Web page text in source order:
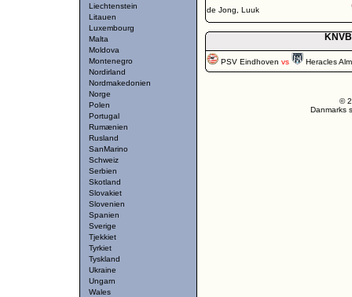
Liechtenstein
Litauen
Luxembourg
Malta
Moldova
Montenegro
Nordirland
Nordmakedonien
Norge
Polen
Portugal
Rumænien
Rusland
SanMarino
Schweiz
Serbien
Skotland
Slovakiet
Slovenien
Spanien
Sverige
Tjekkiet
Tyrkiet
Tyskland
Ukraine
Ungarn
Wales
de Jong, Luuk
PSV Eindhoven vs Heracles
©
Danmarks